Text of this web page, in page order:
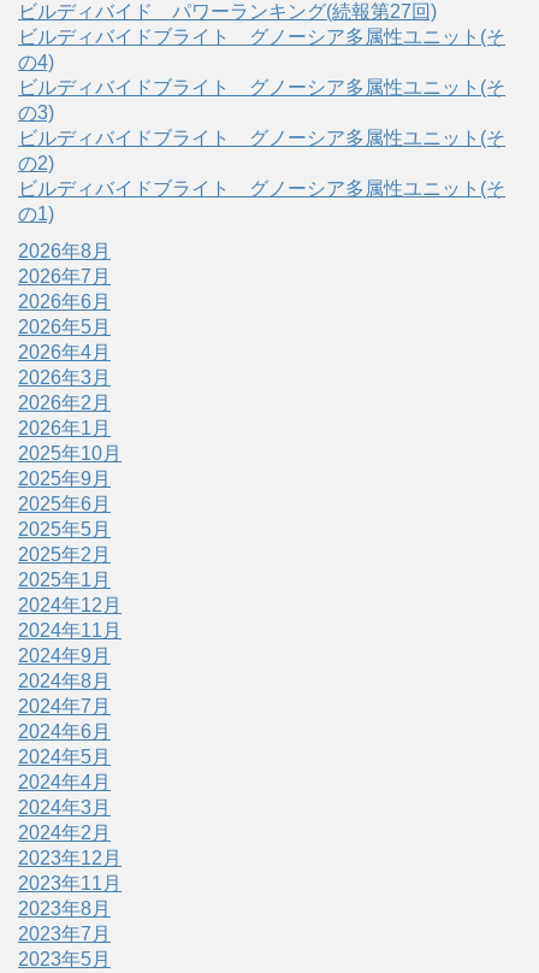
ビルディバイド パワーランキング(続報第27回)
ビルディバイドブライト グノーシア多属性ユニット(そ
の4)
ビルディバイドブライト グノーシア多属性ユニット(そ
の3)
ビルディバイドブライト グノーシア多属性ユニット(そ
の2)
ビルディバイドブライト グノーシア多属性ユニット(そ
の1)
2026年8月
2026年7月
2026年6月
2026年5月
2026年4月
2026年3月
2026年2月
2026年1月
2025年10月
2025年9月
2025年6月
2025年5月
2025年2月
2025年1月
2024年12月
2024年11月
2024年9月
2024年8月
2024年7月
2024年6月
2024年5月
2024年4月
2024年3月
2024年2月
2023年12月
2023年11月
2023年8月
2023年7月
2023年5月